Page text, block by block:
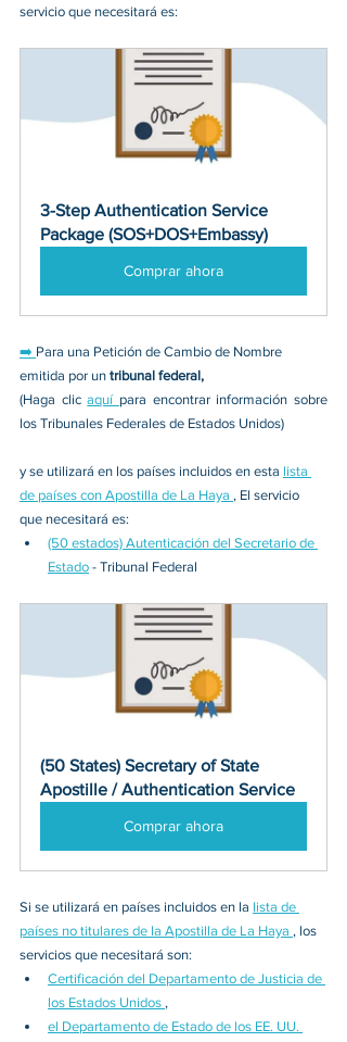
servicio que necesitará es:
3-Step Authentication Service
Package (SOS+DOS+Embassy)
Comprar ahora
➡️ Para una Petición de Cambio de Nombre
emitida por un tribunal federal,
(Haga clic aquí para encontrar información sobre
los Tribunales Federales de Estados Unidos)
y se utilizará en los países incluidos en esta lista
de países con Apostilla de La Haya , El servicio
que necesitará es:
(50 estados) Autenticación del Secretario de
Estado - Tribunal Federal
(50 States) Secretary of State
Apostille / Authentication Service
Comprar ahora
Si se utilizará en países incluidos en la lista de
países no titulares de la Apostilla de La Haya , los
servicios que necesitará son:
Certificación del Departamento de Justicia de
los Estados Unidos ,
el Departamento de Estado de los EE. UU.